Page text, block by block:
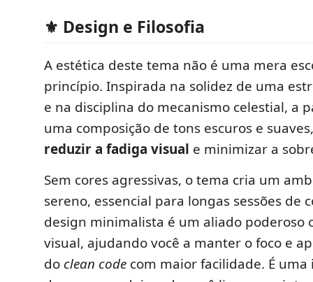
⚜ Design e Filosofia
A estética deste tema não é uma mera
princípio. Inspirada na solidez de uma
e na disciplina do mecanismo celestial, a
uma composição de tons escuros e
reduzir a fadiga visual e minimizar a
Sem cores agressivas, o tema cria um
sereno, essencial para longas sessões de
design minimalista é um aliado poderoso
visual, ajudando você a manter o foco e
do clean code com maior facilidade. É